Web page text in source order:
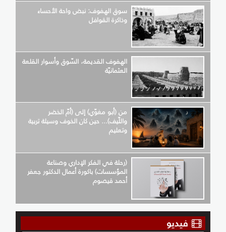
سوق الهفوف: نبض واحة الأحساء
وذاكرة القوافل
الهفوف القديمة، السّوق وأسوار القلعة
العثمانيّة
من (أبو مغوّي) إلى (أمّ الخضر
واللّيف)... حين كان الخوف وسيلة تربية
وتعليم
(رحلة في الفكر الإداري وصناعة
المؤسسات) باكورة أعمال الدكتور جعفر
أحمد قيصوم
فيديو